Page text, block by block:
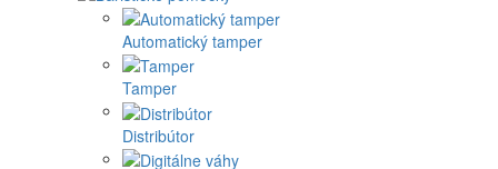
Automatický tamper
Tamper
Distribútor